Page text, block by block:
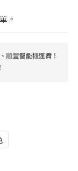
。
順豐智能櫃運費！